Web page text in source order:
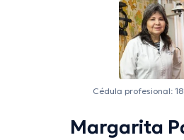
Cédula profesional:
Margarita